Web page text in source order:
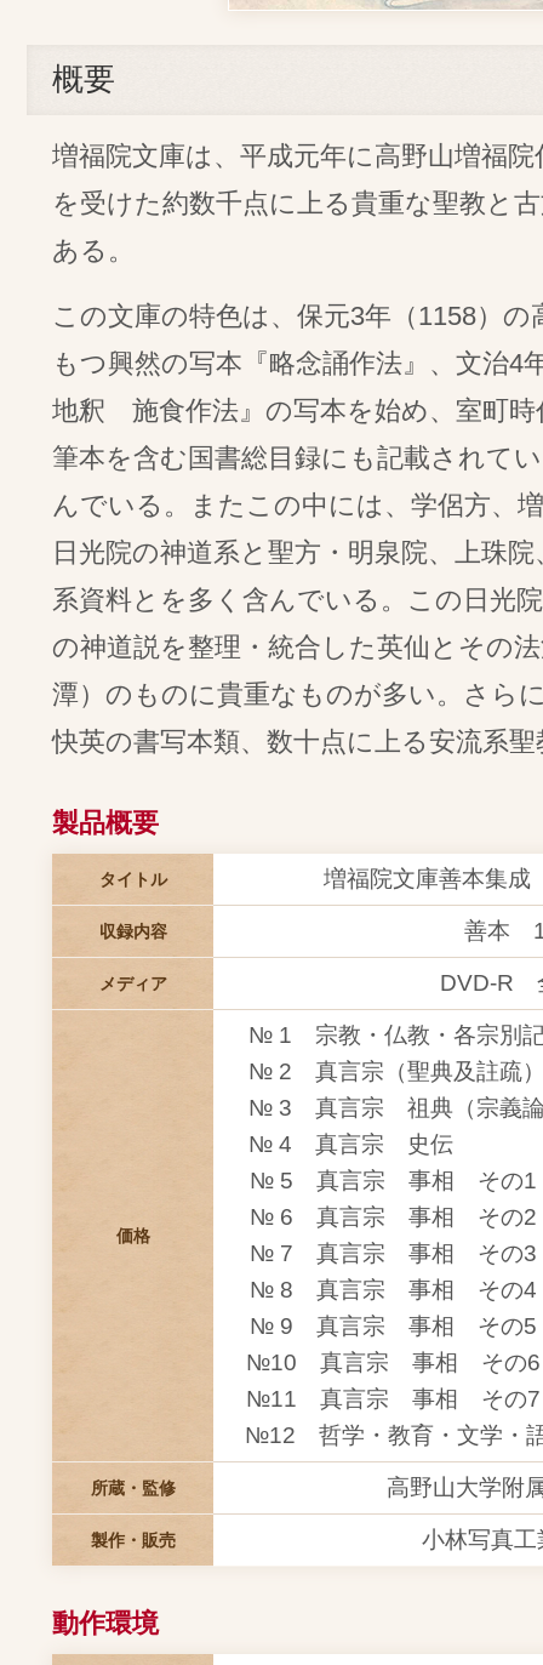
概要
増福院文庫は、平成元年に高野山増福
を受けた約数千点に上る貴重な聖教と
ある。
この文庫の特色は、保元3年（1158）
もつ興然の写本『略念誦作法』、文治4
地釈 施食作法』の写本を始め、室町時
筆本を含む国書総目録にも記載されて
んでいる。またこの中には、学侶方、
日光院の神道系と聖方・明泉院、上珠
系資料とを多く含んでいる。この日光
の神道説を整理・統合した英仙とその
潭）のものに貴重なものが多い。さら
快英の書写本類、数十点に上る安流系
製品概要
タイトル 増福院文庫善本集
収録内容 善本
メディア DVD-R
価格
№ 1 宗教・仏教・
№ 2 真言宗（聖典
№ 3 真言宗 祖典（宗義
№ 4 真言宗
№ 5 真言宗 事
№ 6 真言宗 事
№ 7 真言宗 事
№ 8 真言宗 事
№ 9 真言宗 事
№10 真言宗 事
№11 真言宗 事
№12 哲学・教育・文学
所蔵・監修 高野山大学附
製作・販売 小林写真
動作環境